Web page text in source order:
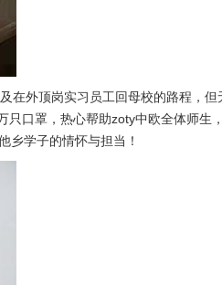
在外顶岗实习员工回母校的路程，
口罩，热心帮助zoty中欧全体师生
乡学子的情怀与担当！